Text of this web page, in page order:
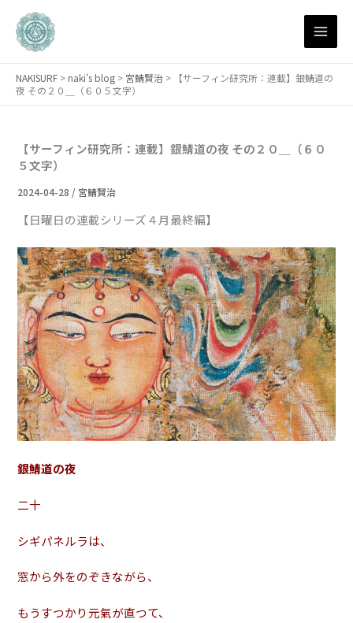
NAKISURF > naki's blog > 宮鯖賢治 >
【サーフィン研究所：連載】銀鯖道の
夜 その２０＿（６０５文字）
【サーフィン研究所：連載】銀鯖道の夜 その２０＿（６０
５文字）
2024-04-28 / 宮鯖賢治
【日曜日の連載シリーズ４月最終編】
銀鯖道の夜
二十
シギパネルラは、
窓から外をのぞきながら、
もうすつかり元氣が直つて、
別
ア
ー
イ